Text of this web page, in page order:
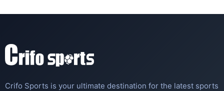
Crifo Sports is your ultimate destination for the latest sports